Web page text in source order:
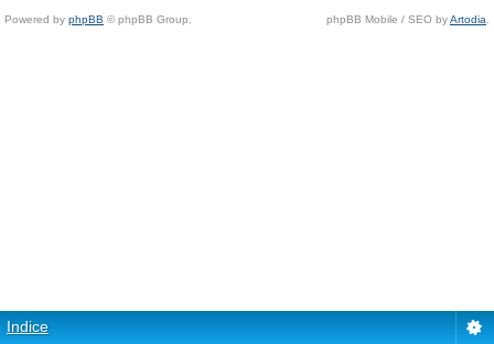
Powered by phpBB © phpBB Group. phpBB Mobile / SEO byArtodia
Indice